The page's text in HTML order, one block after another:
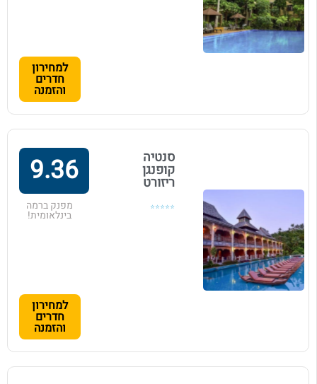
למחירון
חדרים
והזמנה
סנטיה
קופנגן
ריזורט
⭐⭐⭐⭐⭐
9.36
מפנק ברמה
בינלאומית!
למחירון
חדרים
והזמנה